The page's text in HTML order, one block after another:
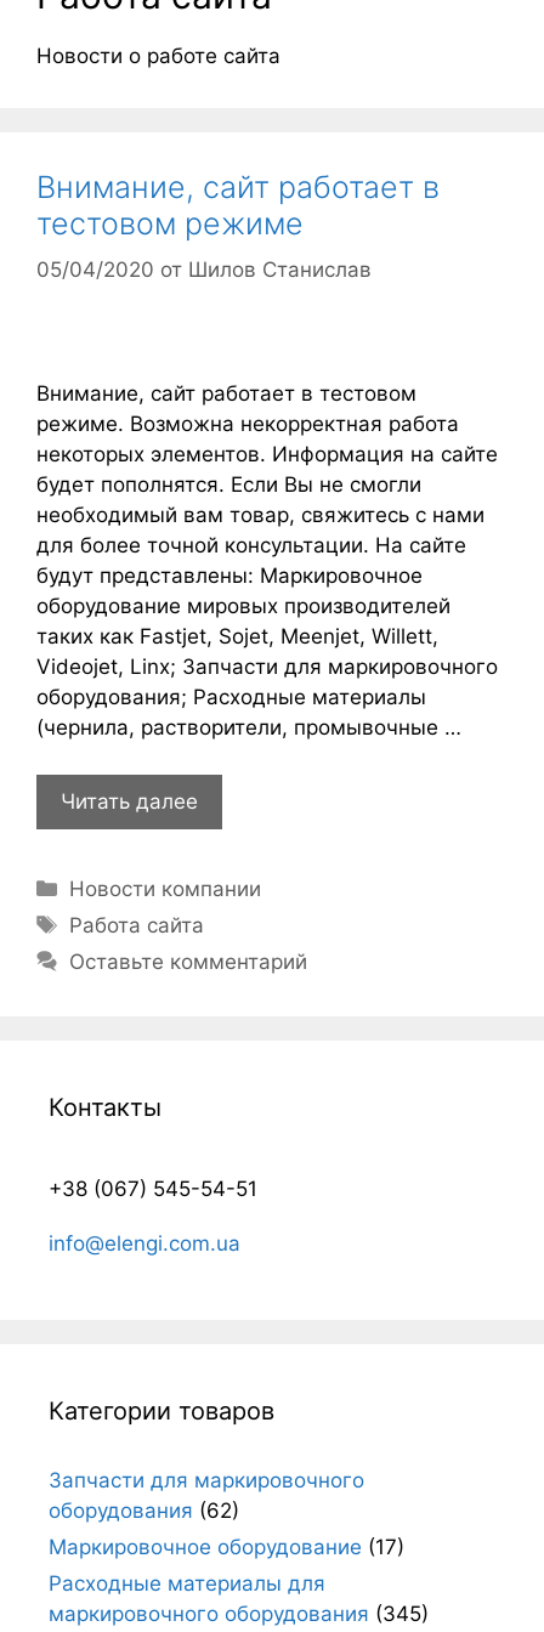
Новости о работе сайта
Внимание, сайт работает в
тестовом режиме
05/04/2020 от Шилов Станислав
Внимание, сайт работает в тестовом
режиме. Возможна некорректная работа
некоторых элементов. Информация на сайте
будет пополнятся. Если Вы не смогли
необходимый вам товар, свяжитесь с нами
для более точной консультации. На сайте
будут представлены: Маркировочное
оборудование мировых производителей
таких как Fastjet, Sojet, Meenjet, Willett,
Videojet, Linx; Запчасти для маркировочного
оборудования; Расходные материалы
(чернила, растворители, промывочные …
Читать далее
Рубрики
Новости компании
Метки
Работа сайта
Оставьте комментарий
Контакты
+38 (067) 545-54-51
info@elengi.com.ua
Категории товаров
Запчасти для маркировочного
оборудования (62)
Маркировочное оборудование (17)
Расходные материалы для
маркировочного оборудования (345)